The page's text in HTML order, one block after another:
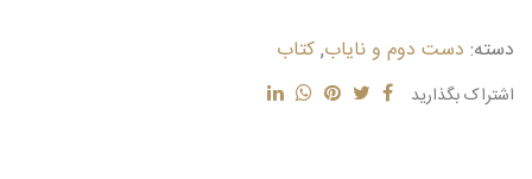
دسته: دست دوم و نایاب,کتاب
اشتراک بگذارید